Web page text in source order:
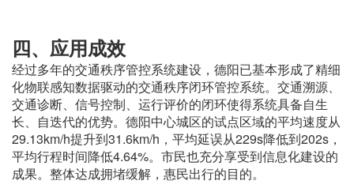
四、应用成效
经过多年的交通秩序管控系统建设，德阳已基本形成了精细
化物联感知数据驱动的交通秩序闭环管控系统。交通溯源、
交通诊断、信号控制、运行评价的闭环使得系统具备自生
长、自迭代的优势。德阳中心城区的试点区域的平均速度从
29.13km/h提升到31.6km/h，平均延误从229s降低到202s，
平均行程时间降低4.64%。市民也充分享受到信息化建设的
成果。整体达成拥堵缓解，惠民出行的目的。